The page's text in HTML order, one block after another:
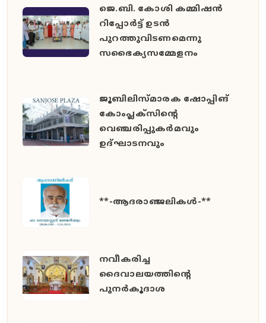
ജെ.ബി. കോശി കമ്മിഷൻ
റിപ്പോർട്ട് ഉടൻ
പുറത്തുവിടണമെന്നു
സഭൈക്യസമ്മേളനം
ജൂബിലിസ്മാരക ഷോപ്പിങ്
കോംപ്ലക്സിന്റെ
വെഞ്ചരിപ്പുകർമവും
ഉദ്ഘാടനവും
**-ആദരാഞ്ജലികൾ-**
നവീകരിച്ച
ദൈവാലയത്തിന്റെ
പുനർകൂദാശ